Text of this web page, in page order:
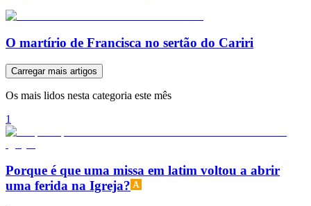
O martírio de Francisca no sertão do Cariri
Carregar mais artigos
Os mais lidos nesta categoria este mês
1
Porque é que uma missa em latim voltou a abrir
uma ferida na Igreja?